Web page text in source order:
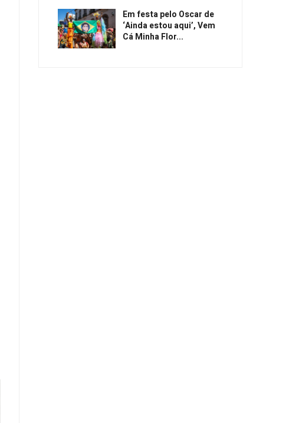
Em festa pelo Oscar de
‘Ainda estou aqui’, Vem
Cá Minha Flor...